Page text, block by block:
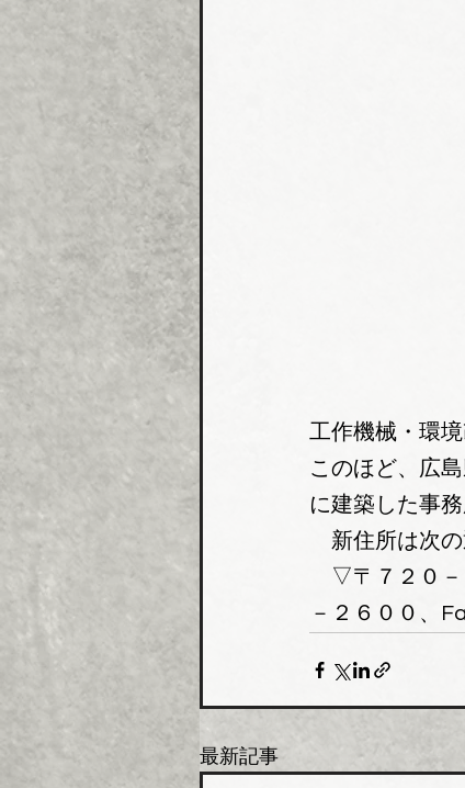
工作機械・環
このほど、広
に建築した事
新住所は次の
▽〒７２０－
－２６００、
最新記事